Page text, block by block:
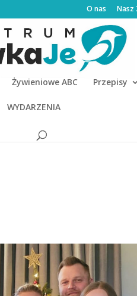
O nas Nasz
Żywieniowe ABC Przepisy
WYDARZENIA